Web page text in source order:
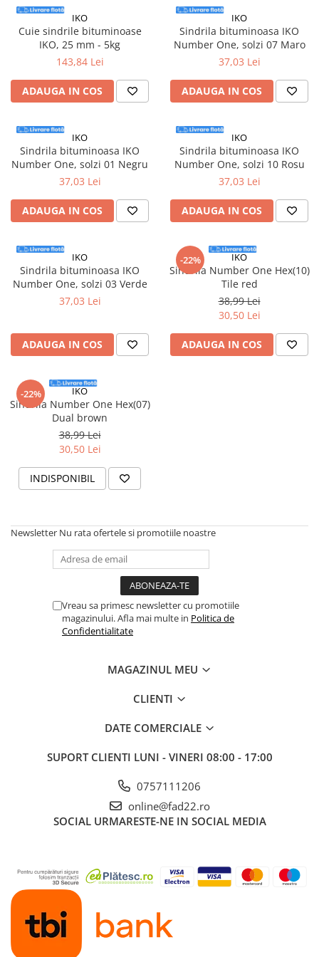
Mortare
Tencuieli decorative
autonivelante si pardoseli
industriale
Buiandrugi
Caramizi
Accesorii si consumabile
Accesorii pentru polizare, slefuire
si frezare
Burghie
Accesorii unelte
Role abrazive
Unelte electrice speciale
Instrumente de masurat si trasat
Rigle si echere
Nivele
Rulete
Markere
Cuie constructii
Profile trecere
Benzi adezive
Tencuieli decorative si vopsele
Vopsele speciale si spray vopsea
Chituri pentru rosturi
zugravit
Unelte pentru gresie si faianta
Solutii curatare
IKO
Cuie sindrile bituminoase
IKO, 25 mm - 5kg
143,84 Lei
ADAUGA IN COS
IKO
Sindrila bituminoasa IKO
Number One, solzi 07 Maro
37,03 Lei
ADAUGA IN COS
IKO
Sindrila bituminoasa IKO
Number One, solzi 01 Negru
37,03 Lei
ADAUGA IN COS
IKO
Sindrila bituminoasa IKO
Number One, solzi 10 Rosu
37,03 Lei
ADAUGA IN COS
IKO
Sindrila bituminoasa IKO
Number One, solzi 03 Verde
37,03 Lei
ADAUGA IN COS
-22% IKO
Sindrila Number One Hex(10)
Tile red
38,99 Lei
30,50 Lei
ADAUGA IN COS
-22% IKO
Sindrila Number One Hex(07)
Dual brown
38,99 Lei
30,50 Lei
INDISPONIBIL
Newsletter Nu rata ofertele si promotiile noastre
Vreau sa primesc newsletter cu promotiile
magazinului. Afla mai multe in Politica de
Confidentialitate
MAGAZINUL MEU
CLIENTI
DATE COMERCIALE
SUPORT CLIENTI LUNI - VINERI 08:00 - 17:00
0757111206
online@fad22.ro
SOCIAL URMARESTE-NE IN SOCIAL MEDIA